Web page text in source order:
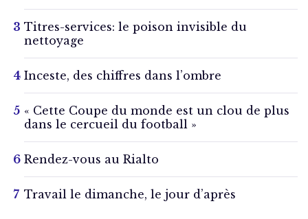
Titres-services: le poison invisible du
nettoyage
Inceste, des chiffres dans l’ombre
« Cette Coupe du monde est un clou de plus
dans le cercueil du football »
Rendez-vous au Rialto
Travail le dimanche, le jour d’après